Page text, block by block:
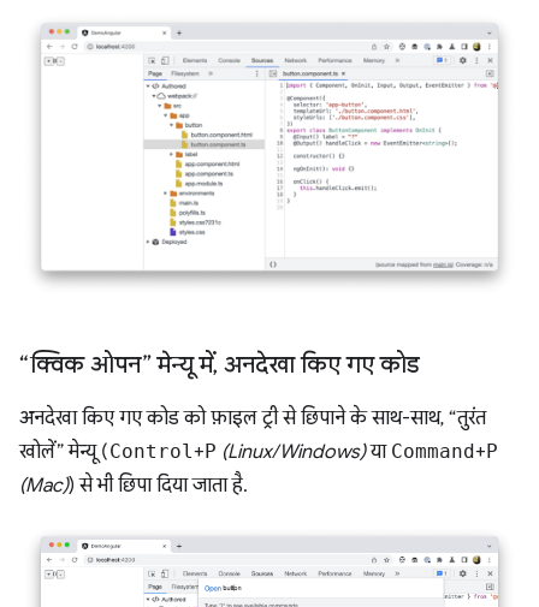
“क्विक ओपन” मेन्यू में, अनदेखा किए गए कोड
अनदेखा किए गए कोड को फ़ाइल ट्री से छिपाने के साथ-साथ, “तुरंत
खोलें” मेन्यू (Control +P (Linux/Windows)या Command+P
(Mac)) से भी छिपा दिया जाता है.